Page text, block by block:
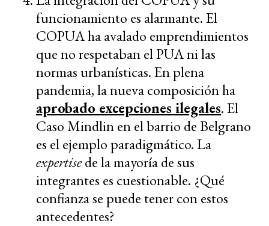
funcionamiento es alarmante. El
COPUA ha avalado emprendimientos
que no respetaban el PUA ni las
normas urbanísticas. En plena
pandemia, la nueva composición ha
aprobado excepciones ilegales. El
Caso Mindlin en el barrio de Belgrano
es el ejemplo paradigmático. La
expertisede la mayoría de sus
integrantes es cuestionable. ¿Qué
confianza se puede tener con estos
antecedentes?